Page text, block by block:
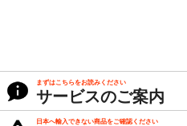
まずはこちらをお読みください
サービスのご案内
日本へ輸入できない商品をご確認ください